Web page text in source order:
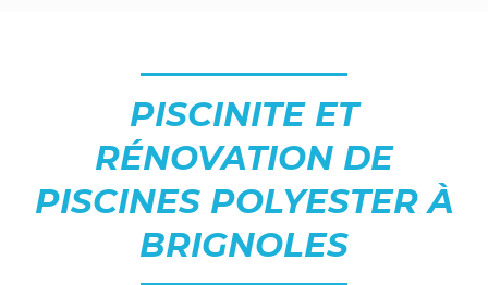
PISCINITE ET
RÉNOVATION DE
PISCINES POLYESTER À
BRIGNOLES